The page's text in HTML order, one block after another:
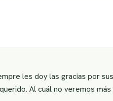
les doy las gracias por
Al cuál no veremos